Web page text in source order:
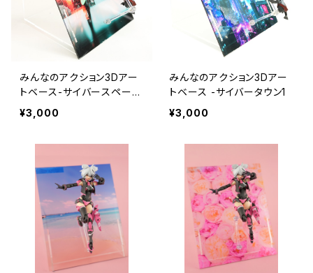
みんなのアクション3Dアー
トベース-サイバースペース
1
¥3,000
みんなのアクション3Dアー
トベース -サイバータウン1
¥3,000